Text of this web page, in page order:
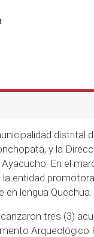
y la
En el
entidad
lengua Quechua.
tres (3)